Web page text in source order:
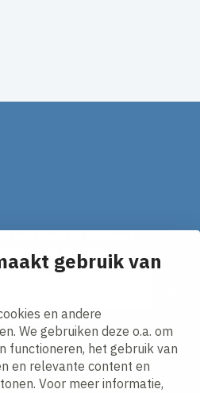
gebruik van
en andere
We gebruiken deze o.a. om
functioneren, het gebruik van
en relevante content en
Voor meer informatie,
in je mailbox!
statement.